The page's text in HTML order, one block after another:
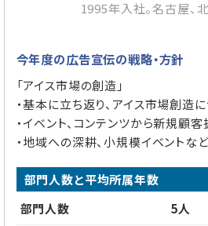
1995年入社。名古屋、
今年度の広告宣伝の戦略・方針
「アイス市場の創造」
・基本に立ち返り、アイス市場創造
・イベント、コンテンツから新規顧
・地域への深耕、小規模イベント
部門人数と平均所属年数
部門人数
5人